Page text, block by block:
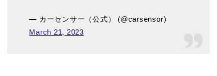
— カーセンサー（公式） (@carsensor)
March 21, 2023